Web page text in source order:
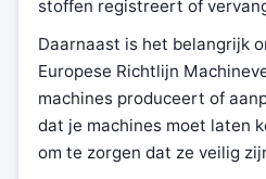
stoffen registreert of
Daarnaast is het belangrijk
Europese Richtlijn
machines produceert of
dat je machines moet laten
om te zorgen dat ze veilig